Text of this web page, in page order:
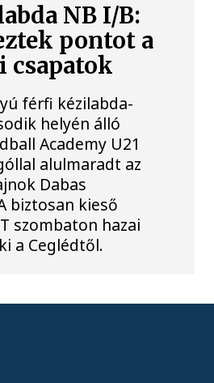
NB I/B:
pontot a
csapatok
férfi kézilabda-
helyén álló
Academy U21
alulmaradt az
Dabas
biztosan kieső
szombaton hazai
a Ceglédtől.